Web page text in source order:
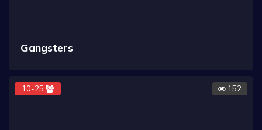
Gangsters
10-25 152